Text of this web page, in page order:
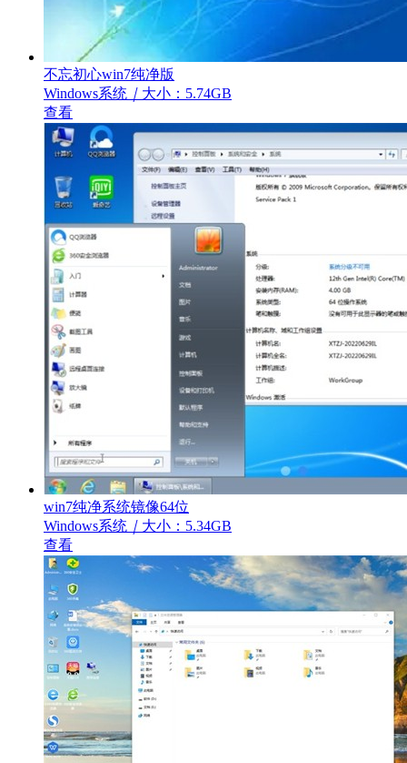
不忘初心win7纯净版
Windows系统 ｜ 大小：5.74GB
查看
win7纯净系统镜像64位
Windows系统 ｜ 大小：5.34GB
查看